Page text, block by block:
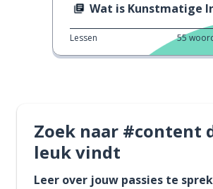
Wat is Kunstmatige
Lessen 55
Zoek naar #content
leuk vindt
Leer over jouw passies te